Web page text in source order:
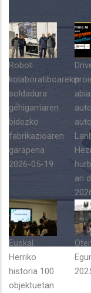
Robot
kolaboratiboarekin
soldadura
gehigarriaren
bidezko
fabrikazioaren
garapena
2026-05-19
auto
ari
Euskal
Herriko
historia 100
objektuetan